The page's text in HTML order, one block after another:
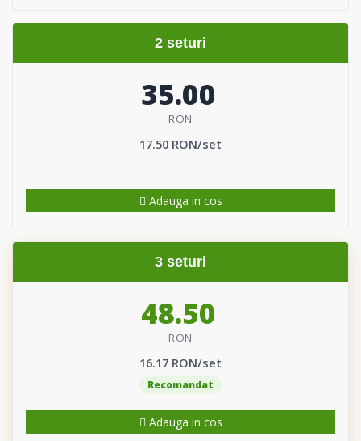
2 seturi
35.00
RON
17.50 RON/set
Adauga in cos
3 seturi
48.50
RON
16.17 RON/set
Recomandat
Adauga in cos